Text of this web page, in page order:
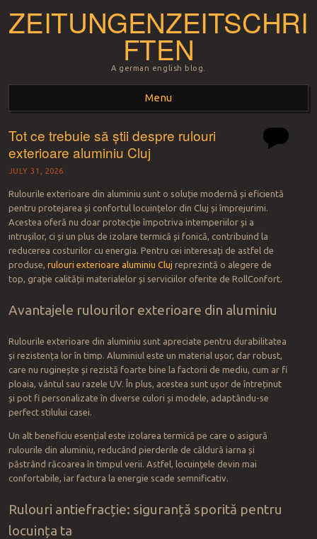
ZEITUNGENZEITSCHRI
FTEN
A german english blog.
Menu
Skip to content
Tot ce trebuie să știi despre rulouri
exterioare aluminiu Cluj
JULY 31, 2026
Rulourile exterioare din aluminiu sunt o soluție modernă și eficientă
pentru protejarea și confortul locuințelor din Cluj și împrejurimi.
Acestea oferă nu doar protecție împotriva intemperiilor și a
intrușilor, ci și un plus de izolare termică și fonică, contribuind la
reducerea costurilor cu energia. Pentru cei interesați de astfel de
produse, rulouri exterioare aluminiu Cluj reprezintă o alegere de
top, grație calității materialelor și serviciilor oferite de RollConfort.
Avantajele rulourilor exterioare din aluminiu
Rulourile exterioare din aluminiu sunt apreciate pentru durabilitatea
și rezistența lor în timp. Aluminiul este un material ușor, dar robust,
care nu ruginește și rezistă foarte bine la factorii de mediu, cum ar fi
ploaia, vântul sau razele UV. În plus, acestea sunt ușor de întreținut
și pot fi personalizate în diverse culori și modele, adaptându-se
perfect stilului casei.
Un alt beneficiu esențial este izolarea termică pe care o asigură
rulourile din aluminiu, reducând pierderile de căldură iarna și
păstrând răcoarea în timpul verii. Astfel, locuințele devin mai
confortabile, iar factura la energie scade semnificativ.
Rulouri antiefracție: siguranță sporită pentru
locuința ta